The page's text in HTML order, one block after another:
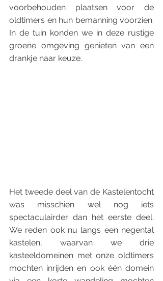
voorbehouden plaatsen voor de
oldtimers en hun bemanning voorzien.
In de tuin konden we in deze rustige
groene omgeving genieten van een
drankje naar keuze.
Het tweede deel van de Kastelentocht
was misschien wel nog iets
spectaculairder dan het eerste deel.
We reden ook nu langs een negental
kastelen, waarvan we drie
kasteeldomeinen met onze oldtimers
mochten inrijden en ook één domein